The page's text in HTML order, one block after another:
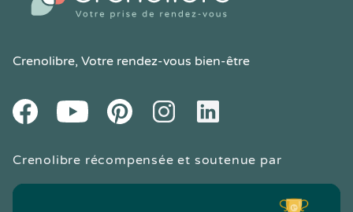
Crenolibre, Votre rendez-vous bien-être
FacebookYoutube PinteresetInstagramLinkedIn
Crenolibre récompensée et soutenue par